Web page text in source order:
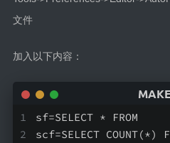
文件
加入以下内容：
sf=SELECT * FROM
scf=SELECT COUNT(*)